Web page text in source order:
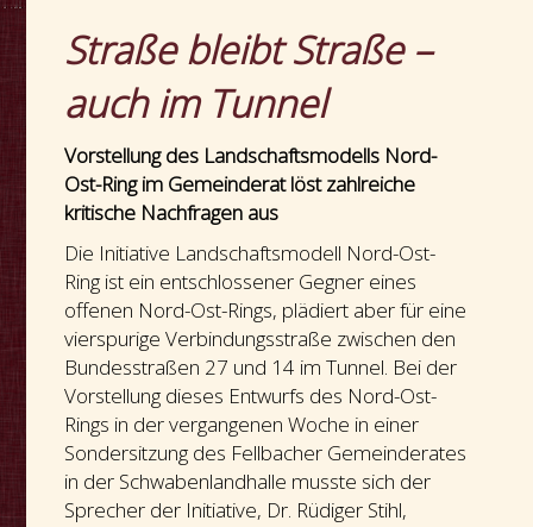
Straße bleibt Straße –
auch im Tunnel
Vorstellung des Landschaftsmodells Nord-
Ost-Ring im Gemeinderat löst zahlreiche
kritische Nachfragen aus
Die Initiative Landschaftsmodell Nord-Ost-
Ring ist ein entschlossener Gegner eines
offenen Nord-Ost-Rings, plädiert aber für eine
vierspurige Verbindungsstraße zwischen den
Bundesstraßen 27 und 14 im Tunnel. Bei der
Vorstellung dieses Entwurfs des Nord-Ost-
Rings in der vergangenen Woche in einer
Sondersitzung des Fellbacher Gemeinderates
in der Schwabenlandhalle musste sich der
Sprecher der Initiative, Dr. Rüdiger Stihl,